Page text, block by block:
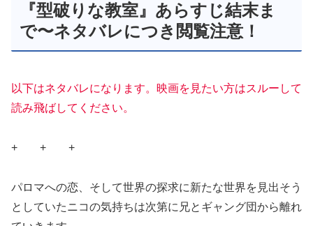
『型破りな教室』あらすじ結末ま
で〜ネタバレにつき閲覧注意！
以下はネタバレになります。映画を見たい方はスルーして
読み飛ばしてください。
+ + +
パロマへの恋、そして世界の探求に新たな世界を見出そう
としていたニコの気持ちは次第に兄とギャング団から離れ